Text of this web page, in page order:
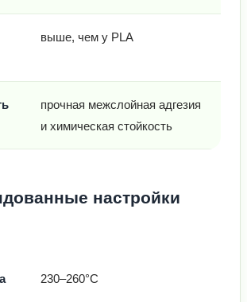
выше, чем у PLA
прочная межслойная адгезия
и химическая стойкость
настройки
230–260°C